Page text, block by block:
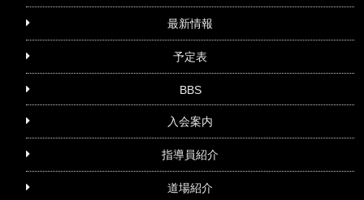
最新情報
予定表
BBS
入会案内
指導員紹介
道場紹介